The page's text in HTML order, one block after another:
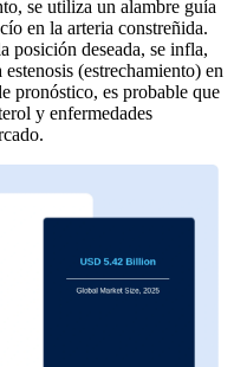
se utiliza un alambre guía
en la arteria constreñida.
posición deseada, se infla,
(estrechamiento) en
pronóstico, es probable que
y enfermedades